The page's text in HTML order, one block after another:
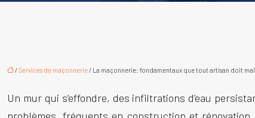
/Services de maçonnerie/ La maçonnerie: fondamentaux que tout artisan doit
Un mur qui s’effondre, des infiltrations d’eau